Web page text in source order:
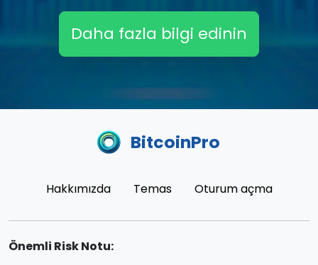
Daha fazla bilgi edinin
BitcoinPro
Hakkımızda Temas Oturum açma
Önemli Risk Notu: